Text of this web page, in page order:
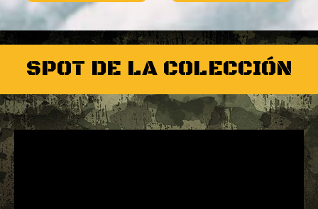
SPOT DE LA COLECCIÓN